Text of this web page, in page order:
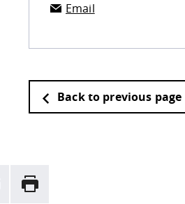
Email
Back to previous page
Rrint